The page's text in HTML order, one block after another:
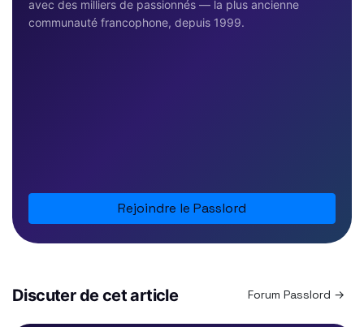
avec des milliers de passionnés — la plus ancienne
communauté francophone, depuis 1999.
Rejoindre le Passlord
Discuter de cet article Forum Passlord →